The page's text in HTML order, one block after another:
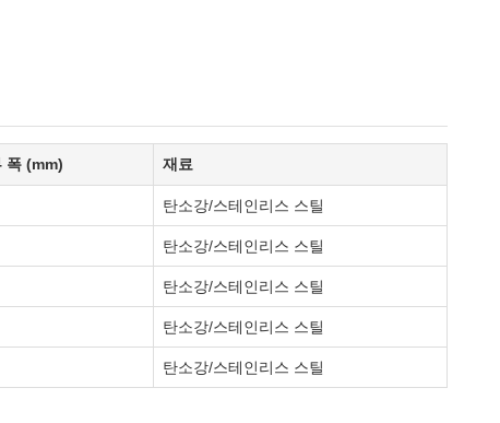
폭 (mm) 재료
탄소강/스테인리스 스틸
탄소강/스테인리스 스틸
탄소강/스테인리스 스틸
탄소강/스테인리스 스틸
탄소강/스테인리스 스틸